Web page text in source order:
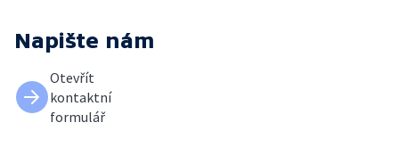
Napište nám
Otevřít
kontaktní
formulář